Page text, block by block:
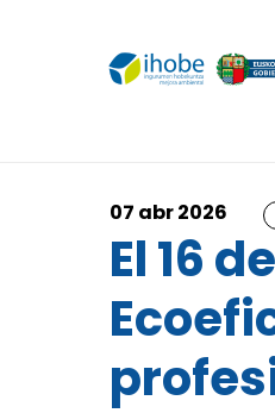
07 abr 2026
El 16